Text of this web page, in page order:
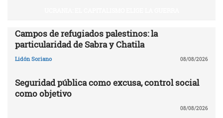
Campos de refugiados palestinos: la
particularidad de Sabra y Chatila
Lidón Soriano 08/08/2026
Seguridad pública como excusa, control social
como objetivo
08/08/2026